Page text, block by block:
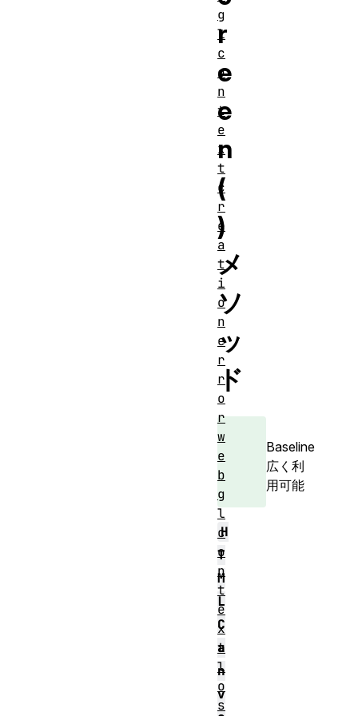
r
e
e
n
(
)
メ
ソ
ッ
ド
Baseline
広く利
用可能
H
T
M
L
C
a
n
v
g
l
c
o
n
t
e
x
t
c
r
e
a
t
i
o
n
e
r
r
o
r
w
e
b
g
l
c
o
n
t
e
x
t
l
o
s